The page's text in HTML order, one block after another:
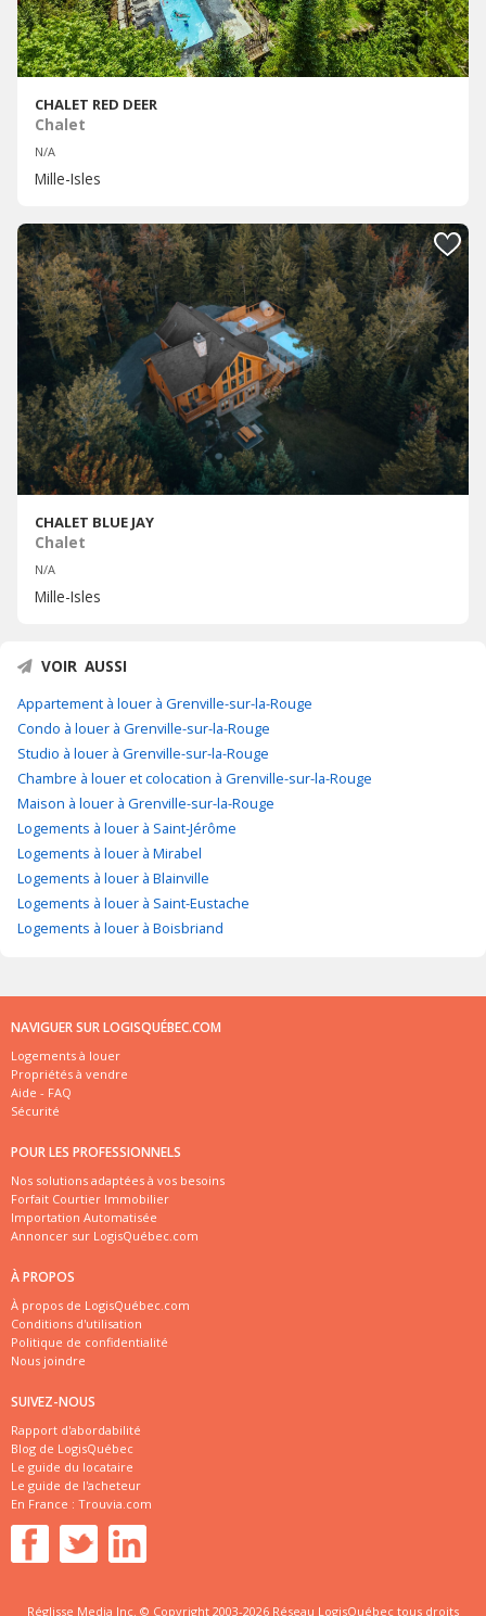
CHALET RED DEER
Chalet
N/A
Mille-Isles
CHALET BLUE JAY
Chalet
N/A
Mille-Isles
VOIR AUSSI
Appartement à louer à Grenville-sur-la-Rouge
Condo à louer à Grenville-sur-la-Rouge
Studio à louer à Grenville-sur-la-Rouge
Chambre à louer et colocation à Grenville-sur-la-Rouge
Maison à louer à Grenville-sur-la-Rouge
Logements à louer à Saint-Jérôme
Logements à louer à Mirabel
Logements à louer à Blainville
Logements à louer à Saint-Eustache
Logements à louer à Boisbriand
NAVIGUER SUR LOGISQUÉBEC.COM
Logements à louer
Propriétés à vendre
Aide - FAQ
Sécurité
POUR LES PROFESSIONNELS
Nos solutions adaptées à vos besoins
Forfait Courtier Immobilier
Importation Automatisée
Annoncer sur LogisQuébec.com
À PROPOS
À propos de LogisQuébec.com
Conditions d'utilisation
Politique de confidentialité
Nous joindre
SUIVEZ-NOUS
Rapport d'abordabilité
Blog de LogisQuébec
Le guide du locataire
Le guide de l'acheteur
En France : Trouvia.com
Réglisse Media Inc. © Copyright 2003-2026 Réseau LogisQuébec tous droits